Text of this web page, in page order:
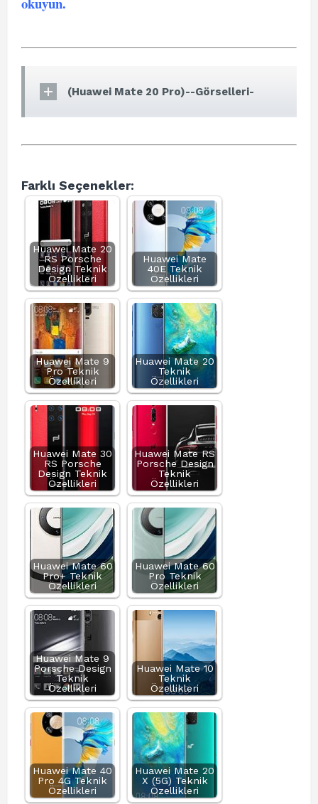
(Huawei Mate 20 Pro)--Görselleri-
Farklı Seçenekler:
Huawei Mate 20
RS Porsche
Design Teknik
Özellikleri
Huawei Mate
40E Teknik
Özellikleri
Huawei Mate 9
Pro Teknik
Özellikleri
Huawei Mate 20
Teknik
Özellikleri
Huawei Mate 30
RS Porsche
Design Teknik
Özellikleri
Huawei Mate RS
Porsche Design
Teknik
Özellikleri
Huawei Mate 60
Pro+ Teknik
Özellikleri
Huawei Mate 60
Pro Teknik
Özellikleri
Huawei Mate 9
Porsche Design
Teknik
Özellikleri
Huawei Mate 10
Teknik
Özellikleri
Huawei Mate 40
Pro 4G Teknik
Özellikleri
Huawei Mate 20
X (5G) Teknik
Özellikleri